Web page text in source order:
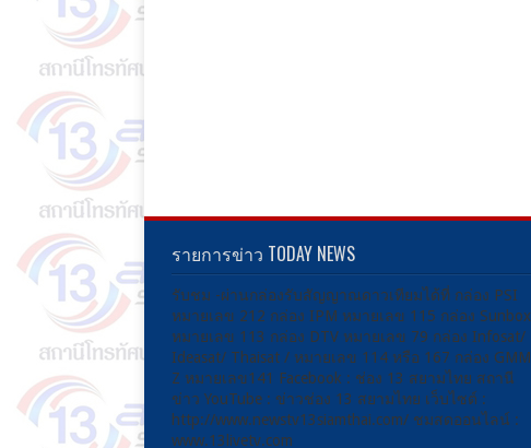
รายการข่าว TODAY NEWS
รับชม -ผ่านกล่องรับสัญญาณดาวเทียมได้ที่ กล่อง PSI
หมายเลข 212 กล่อง IPM หมายเลข 115 กล่อง Sunbox
หมายเลข 113 กล่อง DTV หมายเลข 79 กล่อง Infosat/
Ideasat/ Thaisat / หมายเลข 114 หรือ 167 กล่อง GMM
Z หมายเลข141 Facebook : ช่อง 13 สยามไทย สถานี
ข่าว YouTube : ข่าวช่อง 13 สยามไทย เว็บไซต์ :
http://www.newstv13siamthai.com/ ชมสดออนไลน์ :
www.13livetv.com